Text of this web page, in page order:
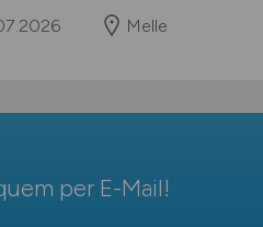
Melle
per E-Mail!